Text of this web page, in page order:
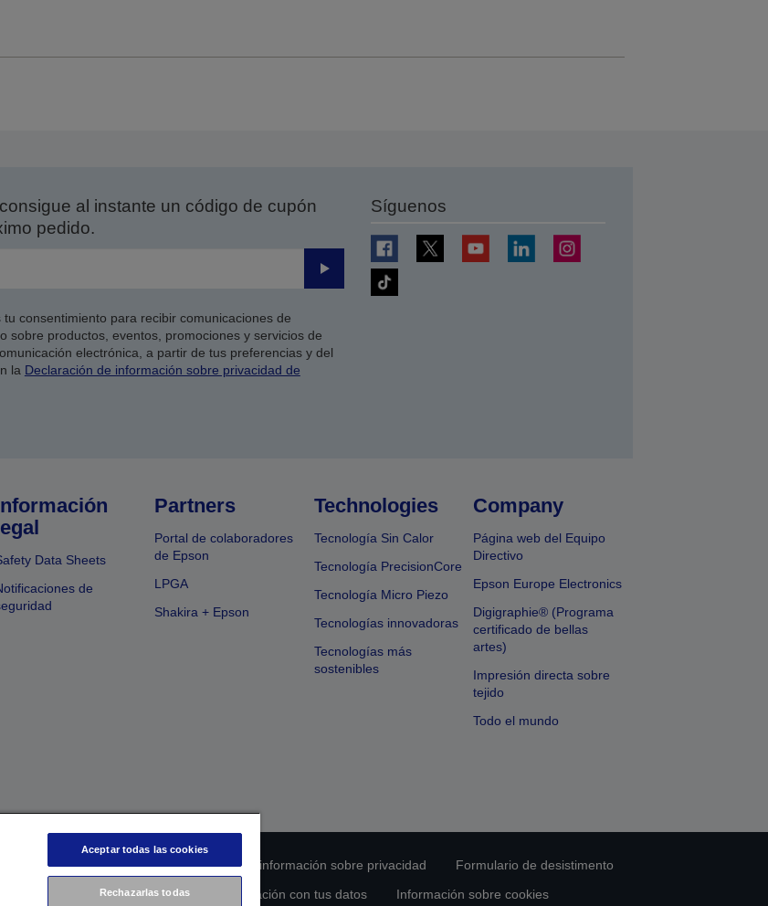
al instante un código de cupón
pedido.
Enviar
consentimiento para recibir comunicaciones de
productos, eventos, promociones y servicios de
electrónica, a partir de tus preferencias y del
la Declaración de información sobre privacidad de
Síguenos
legal
Data Sheets
de
Partners
Portal de colaboradores
de Epson
LPGA
Shakira + Epson
Technologies
Tecnología Sin Calor
Tecnología PrecisionCore
Tecnología Micro Piezo
Tecnologías innovadoras
Tecnologías más
sostenibles
Company
Página web del Equipo
Directivo
Epson Europe Electronics
Digigraphie® (Programa
certificado de bellas
artes)
Impresión directa sobre
tejido
Todo el mundo
de los productos Declaración de información sobre privacidad
Formulario de desistimento
Ponte en contacto con nosotros en relación con tus datos Información sobre cookies
Aceptar todas las cookies
Rechazarlas todas